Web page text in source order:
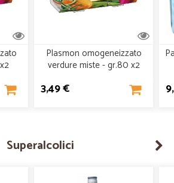
Plasmon omogeneizzato
verdure miste - gr.80 x2
3,49 €
Superalcolici